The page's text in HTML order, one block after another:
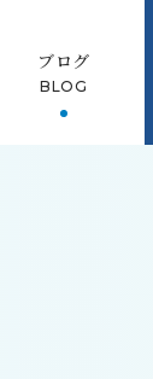
ブログ
BLOG